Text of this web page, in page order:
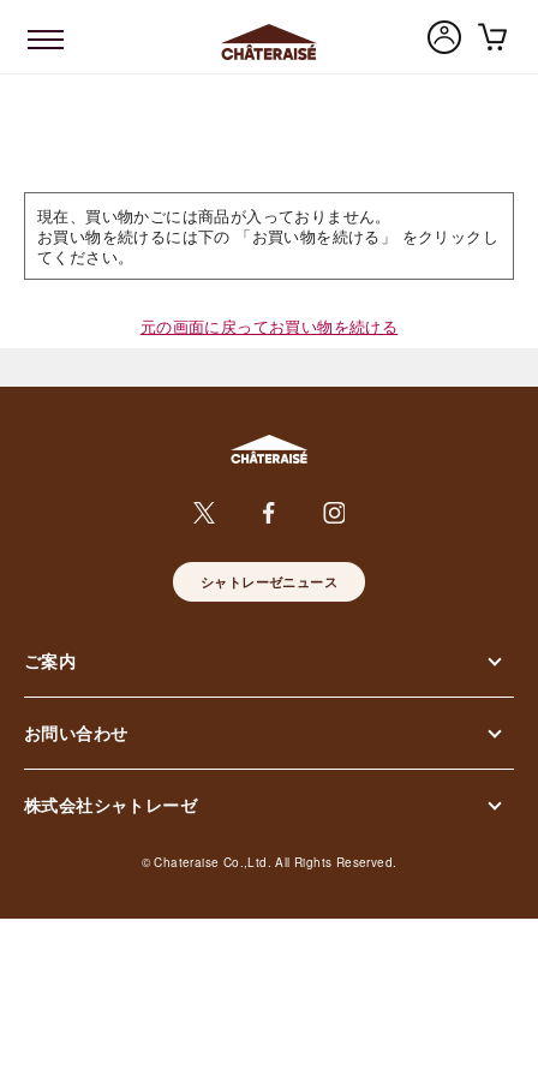
現在、買い物かごには商品が入っておりません。
お買い物を続けるには下の 「お買い物を続ける」 をクリックし
てください。
元の画面に戻ってお買い物を続ける
シャトレーゼニュース
ご案内
お問い合わせ
株式会社シャトレーゼ
© Chateraise Co.,Ltd. All Rights Reserved.